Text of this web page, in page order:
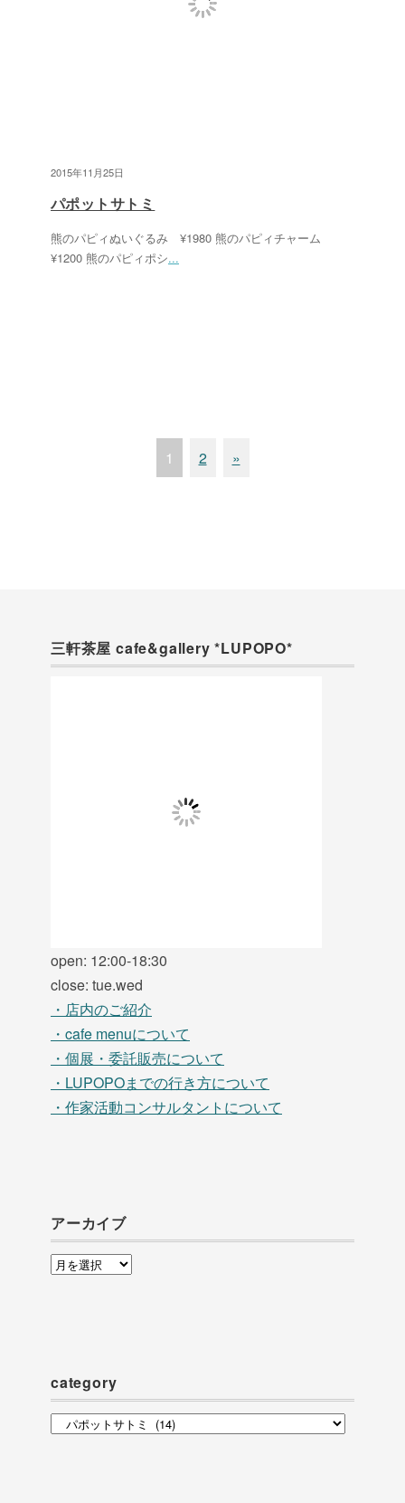
2015年11月25日
パポットサトミ
熊のパピィぬいぐるみ ¥1980 熊のパピィチャーム
¥1200 熊のパピィポシ...
1 2 »
三軒茶屋 cafe&gallery *LUPOPO*
open: 12:00-18:30
close: tue.wed
・店内のご紹介
・cafe menuについて
・個展・委託販売について
・LUPOPOまでの行き方について
・作家活動コンサルタントについて
アーカイブ
ア
category
category